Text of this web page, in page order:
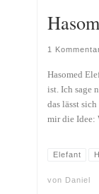
1
Hasomed
ist. Ich sage
das lässt
mir die Idee:
Elefant
von Daniel